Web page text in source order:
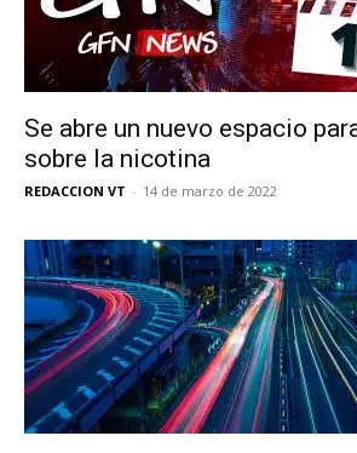
Se abre un nuevo espacio
sobre la nicotina
REDACCION VT - 14 de marzo de 2022